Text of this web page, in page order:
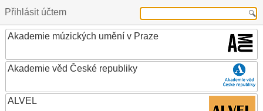
Přihlásit účtem
Akademie múzických umění v Praze
Akademie věd České republiky
ALVEL